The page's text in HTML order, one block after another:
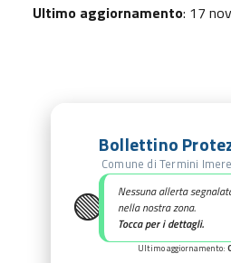
Ultimo aggiornamento: 17
🟢
Bollettino
Comune di Termini
Nessuna allerta
nella nostra zona.
Tocca per i dettagli.
Ultimo aggiornamento: